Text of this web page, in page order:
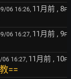
06 16:26, 11月前 , 8F
06 16:27, 11月前 , 9F
06 16:27, 11月前 , 10F
==